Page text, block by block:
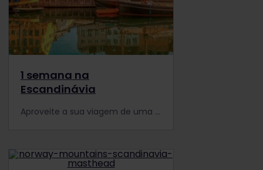
1 semana na
Escandinávia
Aproveite a sua viagem de uma semana nos vastos países escandinavos, Dinamarca, Suécia e Noruega com um Eurail Pass.